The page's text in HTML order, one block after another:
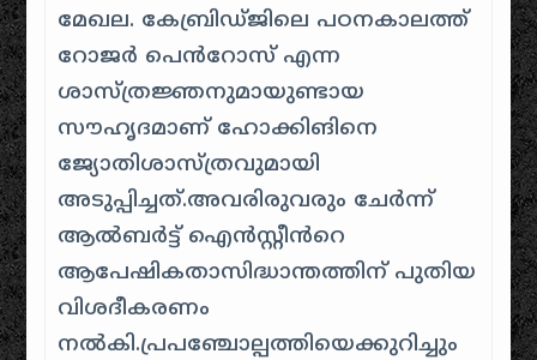
മേഖല. കേബ്രിഡ്ജിലെ പഠനകാലത്ത്
റോജർ പെൻറോസ് എന്ന
ശാസ്ത്രജ്ഞനുമായുണ്ടായ
സൗഹൃദമാണ്‌ ഹോക്കിങിനെ
ജ്യോതിശാസ്ത്രവുമായി
അടുപ്പിച്ചത്.അവരിരുവരും ചേർന്ന്
‍ആൽബർട്ട് ഐൻസ്റ്റീൻറെ
ആപേഷികതാസിദ്ധാന്തത്തിന്‌ പുതിയ
വിശദീകരണം
നൽകി.പ്രപഞ്ചോല്പത്തിയെക്കുറിച്ചും